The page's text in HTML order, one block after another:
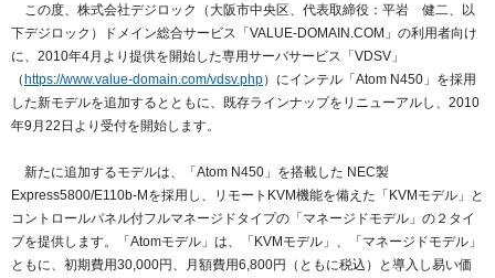
プレミアムドメイン
人気ドメインの種類
WHOIS検索
バリュードメインAPI
ドメイン・ホスティングOEM
ドメインコンシェルジュ
Value AI Writer
従来のバリュードメインをご利用希望の方
外部サービスでの登録が一部未対応（Google等）
おすすめ One レンタルサーバーを含む最新の機能を使う方
ユーザー登録
従来のバリュードメインをご利用希望の方
Value Domainユーザー登録
この度、株式会社デジロック（大阪市中央区、代表取締役：平岩 健二、以
下デジロック）ドメイン総合サービス「VALUE-DOMAIN.COM」の利用者向け
に、2010年4月より提供を開始した専用サーバサービス「VDSV」
（ https://www.value-domain.com/vdsv.php）にインテル「Atom N450」を採用
した新モデルを追加するとともに、既存ラインナップをリニューアルし、2010
年9月22日より受付を開始します。
新たに追加するモデルは、「Atom N450」を搭載した NEC製
Express5800/E110b-Mを採用し、リモートKVM機能を備えた「KVMモデル」と
コントロールパネル付フルマネージドタイプの「マネージドモデル」の２タイ
プを提供します。「Atomモデル」は、「KVMモデル」、「マネージドモデル」
ともに、初期費用30,000円、月額費用6,800円（ともに税込）と導入し易い価